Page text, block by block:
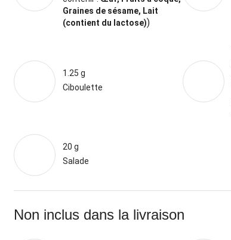
Graines de sésame, Lait
(contient du lactose))
1.25 g
Ciboulette
20 g
Salade
Non inclus dans la livraison